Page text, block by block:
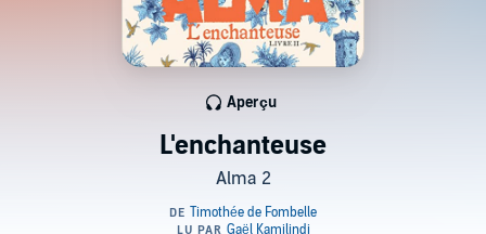
L'enchanteuse
Alma 2
Aperçu